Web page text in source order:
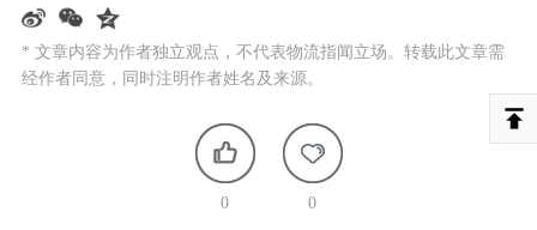
* 文章内容为作者独立观点，不代表物流指闻立场。转载此文章需
经作者同意，同时注明作者姓名及来源。
0 0